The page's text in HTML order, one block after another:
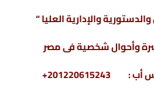
والإدارية العليا “
وأحوال شخصية فى مصر